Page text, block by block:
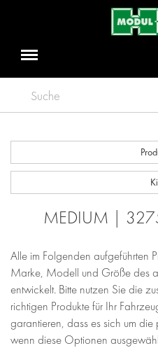
Suche
MEDIUM |
Alle im Folgenden aufgeführten
Marke, Modell und Größe des
entwickelt. Bitte nutzen Sie die
richtigen Produkte für Ihr
garantieren, dass es sich um
wenn diese Optionen